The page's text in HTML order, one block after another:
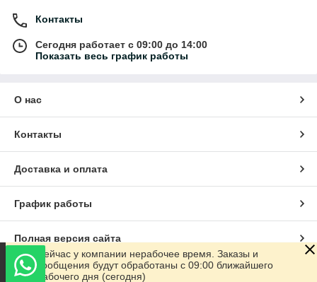
Контакты
Сегодня работает с 09:00 до 14:00
Показать весь график работы
О нас
Контакты
Доставка и оплата
График работы
Полная версия сайта
Сайт создан на маркетплейсе
Сейчас у компании нерабочее время. Заказы и
сообщения будут обработаны с 09:00 ближайшего
рабочего дня (сегодня)